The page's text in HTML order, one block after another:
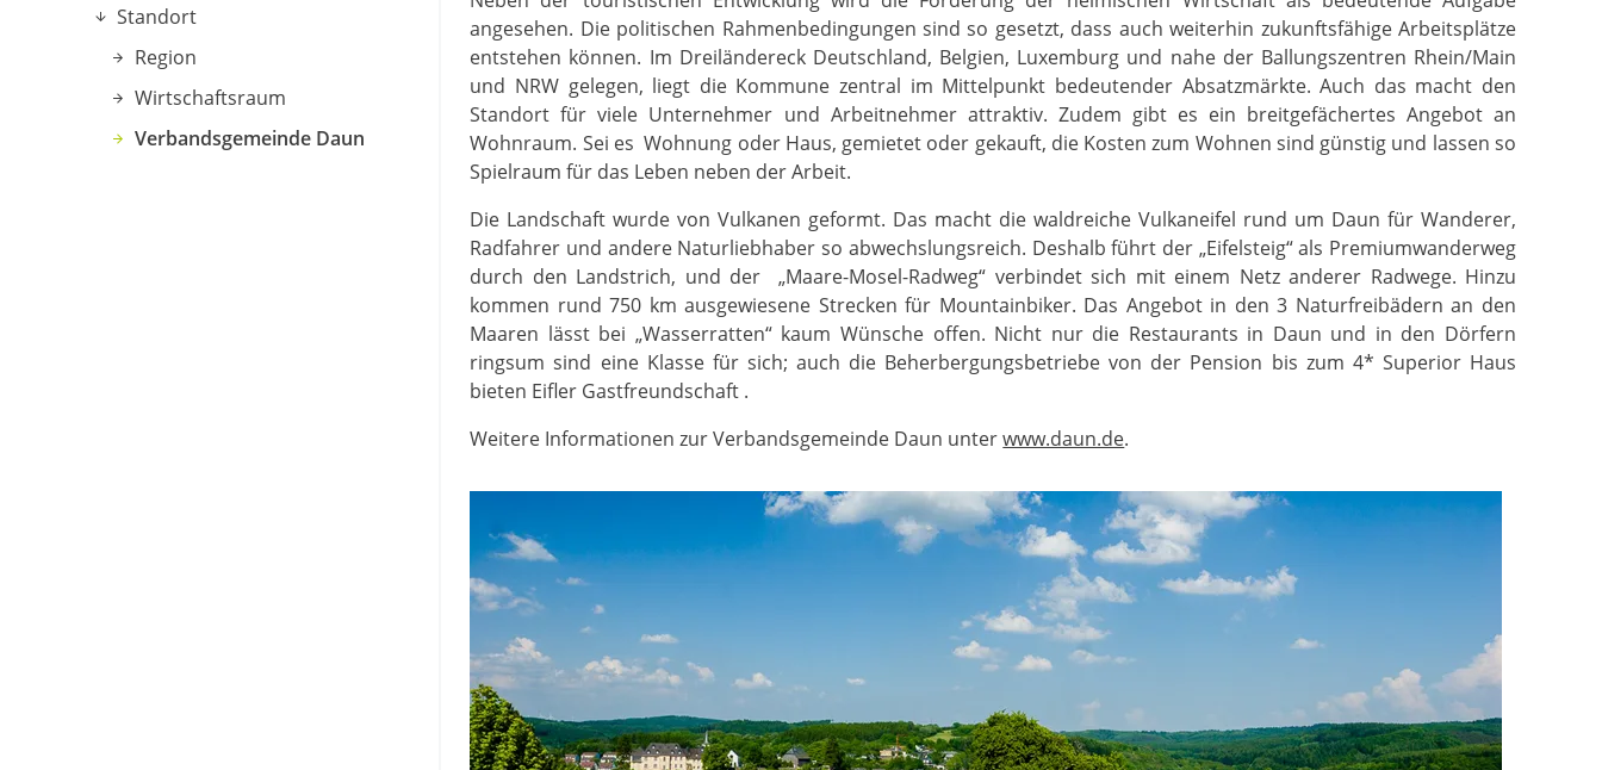
angesehen. Die politischen Rahmenbedingungen sind so gesetzt, dass auch weiterhin zukunftsfähige Arbeitsplätze
entstehen können. Im Dreiländereck Deutschland, Belgien, Luxemburg und nahe der Ballungszentren Rhein/Main
und NRW gelegen, liegt die Kommune zentral im Mittelpunkt bedeutender Absatzmärkte. Auch das macht den
Standort für viele Unternehmer und Arbeitnehmer attraktiv. Zudem gibt es ein breitgefächertes Angebot an
Wohnraum. Sei es Wohnung oder Haus, gemietet oder gekauft, die Kosten zum Wohnen sind günstig und lassen so
Spielraum für das Leben neben der Arbeit.
Die Landschaft wurde von Vulkanen geformt. Das macht die waldreiche Vulkaneifel rund um Daun für Wanderer,
Radfahrer und andere Naturliebhaber so abwechslungsreich. Deshalb führt der „Eifelsteig“ als Premiumwanderweg
durch den Landstrich, und der „Maare-Mosel-Radweg“ verbindet sich mit einem Netz anderer Radwege. Hinzu
kommen rund 750 km ausgewiesene Strecken für Mountainbiker. Das Angebot in den 3 Naturfreibädern an den
Maaren lässt bei „Wasserratten“ kaum Wünsche offen. Nicht nur die Restaurants in Daun und in den Dörfern
ringsum sind eine Klasse für sich; auch die Beherbergungsbetriebe von der Pension bis zum 4* Superior Haus
bieten Eifler Gastfreundschaft .
Weitere Informationen zur Verbandsgemeinde Daun unterwww.daun.de.
Standort
Region
Wirtschaftsraum
Verbandsgemeinde Daun